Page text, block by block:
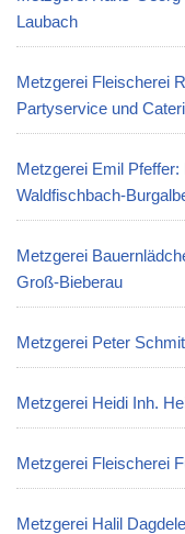
Laubach
Metzgerei Fleischerei
Partyservice und
Metzgerei Emil
Waldfischbach-
Metzgerei
Groß-Bieberau
Metzgerei Peter
Metzgerei Heidi Inh.
Metzgerei Fleischerei
Metzgerei Halil